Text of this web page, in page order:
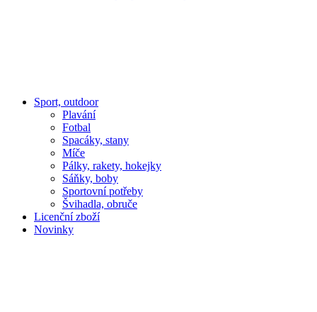
Sport, outdoor
Plavání
Fotbal
Spacáky, stany
Míče
Pálky, rakety, hokejky
Sáňky, boby
Sportovní potřeby
Švihadla, obruče
Licenční zboží
Novinky